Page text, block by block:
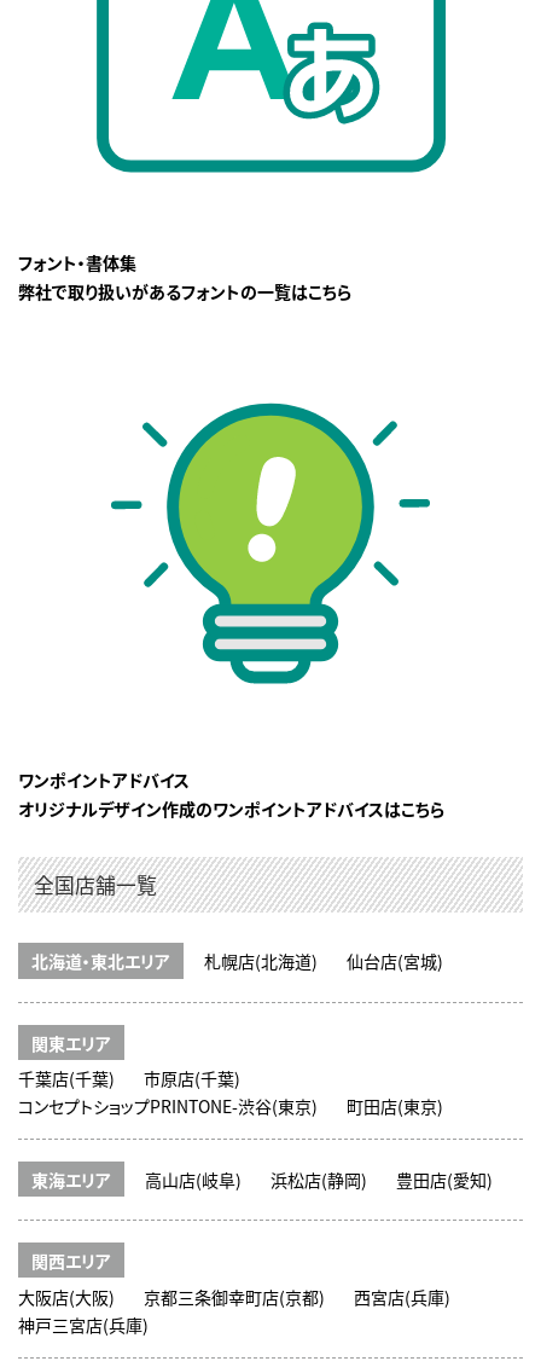
フォント・書体集
弊社で取り扱いがあるフォントの一覧はこちら
ワンポイントアドバイス
オリジナルデザイン作成のワンポイントアドバイスはこちら
全国店舗一覧
北海道・東北エリア 札幌店(北海道) 仙台店(宮城)
関東エリア
千葉店(千葉)
市原店(千葉)
コンセプトショップPRINTONE-渋谷(東京)
町田店(東京)
東海エリア 高山店(岐阜) 浜松店(静岡) 豊田店(愛知)
関西エリア
大阪店(大阪)
京都三条御幸町店(京都)
西宮店(兵庫)
神戸三宮店(兵庫)